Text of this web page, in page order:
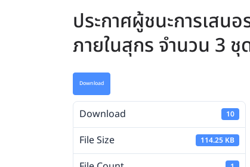
ประกาศผู้ชนะการเสน
ภายในสุกร จำนวน 3 ชุ
Download
Download 10
File Size 114.25 KB